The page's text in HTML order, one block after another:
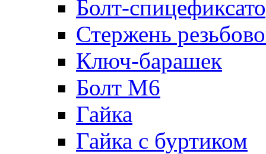
Болт-
Стержень
Ключ-барашек
Болт М6
Гайка
Гайка с буртиком